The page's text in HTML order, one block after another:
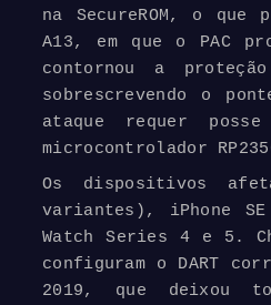
na SecureROM, o
A13, em que o PAC
contornou a
sobrescrevendo o
ataque requer
microcontrolador
Os dispositivos
variantes), iPhone
Watch Series 4 e 5.
configuram o DART
2019, que deixou